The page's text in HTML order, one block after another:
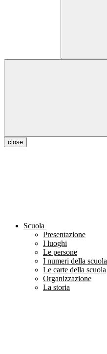
close
Scuola
Presentazione
I luoghi
Le persone
I numeri della scuola
Le carte della scuola
Organizzazione
La storia